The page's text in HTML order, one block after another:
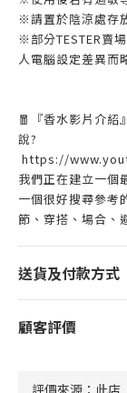
※請置於陰涼處存
※部分TESTER賣
人電腦設定差異而
🧧『香水影片介紹
說?
https://
我們正在建立一個
一個很好搜尋參考
節、穿搭、場合、
送貨及付款方式
顧客評價